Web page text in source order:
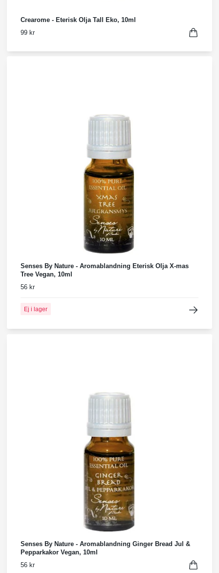
Crearome - Eterisk Olja Tall Eko, 10ml
99 kr
Senses By Nature - Aromablandning Eterisk Olja X-mas
Tree Vegan, 10ml
56 kr
Ej i lager
Senses By Nature - Aromablandning Ginger Bread Jul &
Pepparkakor Vegan, 10ml
56 kr